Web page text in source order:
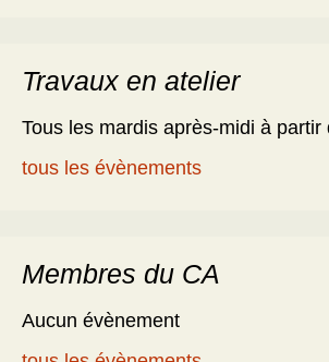
Travaux en atelier
Tous les mardis après-midi à partir
tous les évènements
Membres du CA
Aucun évènement